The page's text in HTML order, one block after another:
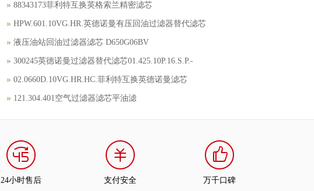
88343173菲利特互换英格索兰精密滤芯
HPW.601.10VG.HR.英德诺曼有压回油过滤器替代滤芯
液压油站回油过滤器滤芯 D650G06BV
300245英德诺曼过滤器替代滤芯01.425.10P.16.S.P.-
02.0660D.10VG.HR.HC.菲利特互换英德诺曼滤芯
121.304.401空气过滤器滤芯平油滤
24小时售后 支付安全 万千口碑